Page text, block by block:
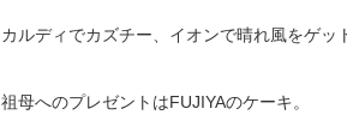
カルディでカズチー、イオンで晴れ風をゲッ
祖母へのプレゼントはFUJIYAのケーキ。